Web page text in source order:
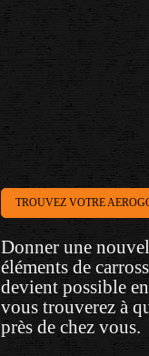
TROUVEZ VOTRE
Donner une
éléments de
devient possible
vous trouverez à
près de chez vous.